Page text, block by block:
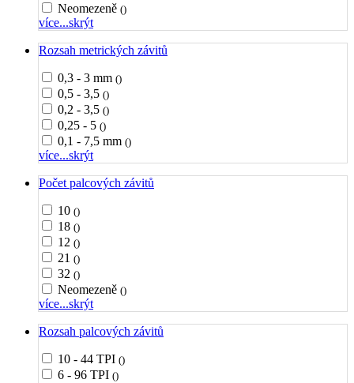
Neomezeně ()
více...skrýt
Rozsah metrických závitů
0,3 - 3 mm ()
0,5 - 3,5 ()
0,2 - 3,5 ()
0,25 - 5 ()
0,1 - 7,5 mm ()
více...skrýt
Počet palcových závitů
10 ()
18 ()
12 ()
21 ()
32 ()
Neomezeně ()
více...skrýt
Rozsah palcových závitů
10 - 44 TPI ()
6 - 96 TPI ()